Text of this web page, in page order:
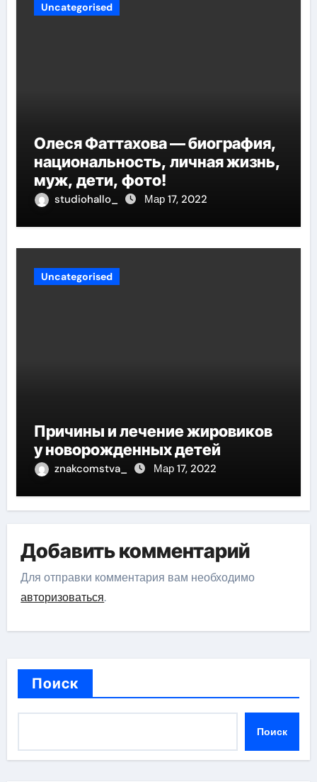
Uncategorised
Олеся Фаттахова — биография,
национальность, личная жизнь,
муж, дети, фото!
studiohallo_ Мар 17, 2022
Uncategorised
Причины и лечение жировиков
у новорожденных детей
znakcomstva_ Мар 17, 2022
Добавить комментарий
Для отправки комментария вам необходимо
авторизоваться.
Поиск
Поиск